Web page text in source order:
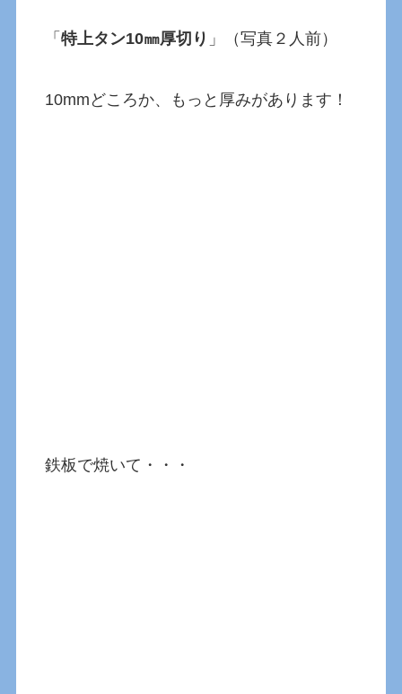
「特上タン10㎜厚切り 」（写真２人前）
10mmどころか、もっと厚みがあります！
鉄板で焼いて・・・